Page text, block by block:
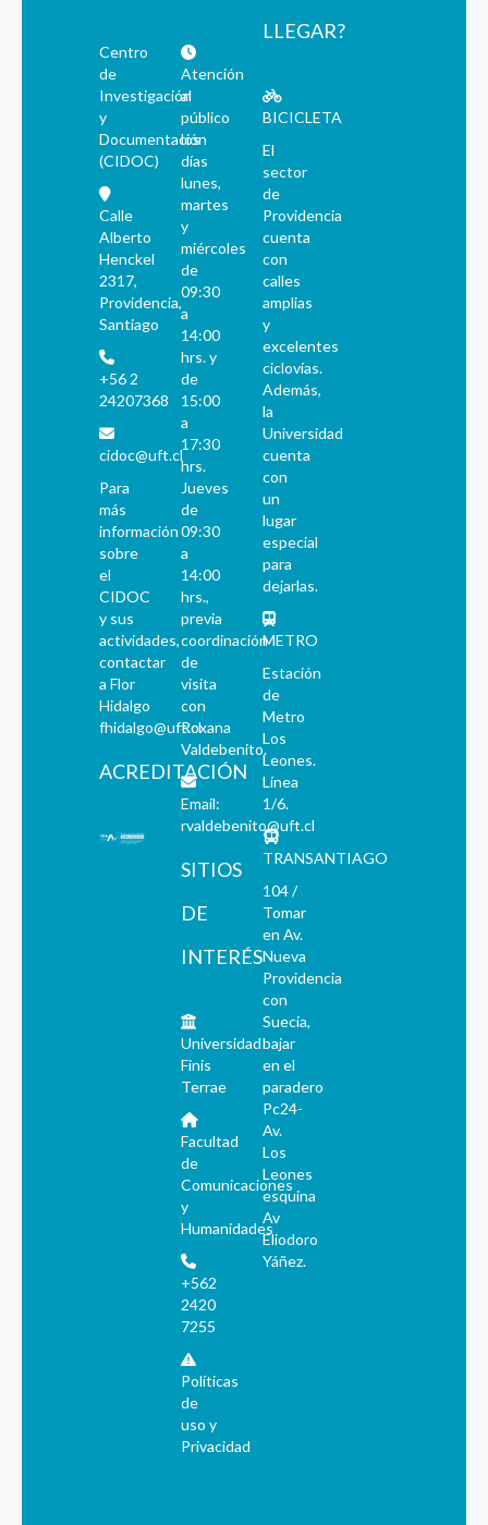
Centro
de
Investigación
y
Documentación
(CIDOC)
Calle
Alberto
Henckel
2317,
Providencia,
Santiago
+56 2
24207368
cidoc@uft.cl
Para
más
información
sobre
el
CIDOC
y sus
actividades,
contactar
a Flor
Hidalgo
fhidalgo@uft.cl
ACREDITACIÓN
Atención
al
público
los
días
lunes,
martes
y
miércoles
de
09:30
a
14:00
hrs. y
de
15:00
a
17:30
hrs.
Jueves
de
09:30
a
14:00
hrs.,
previa
coordinación
de
visita
con
Roxana
Valdebenito.
Email:
rvaldebenito@uft.cl
SITIOS
DE
INTERÉS
Universidad
Finis
Terrae
Facultad
de
Comunicaciones
y
Humanidades
+562
2420
7255
Políticas
de
uso y
Privacidad
LLEGAR?
BICICLETA
El
sector
de
Providencia
cuenta
con
calles
amplias
y
excelentes
ciclovías.
Además,
la
Universidad
cuenta
con
un
lugar
especial
para
dejarlas.
METRO
Estación
de
Metro
Los
Leones.
Línea
1/6.
TRANSANTIAGO
104 /
Tomar
en Av.
Nueva
Providencia
con
Suecia,
bajar
en el
paradero
Pc24-
Av.
Los
Leones
esquina
Av
Eliodoro
Yáñez.